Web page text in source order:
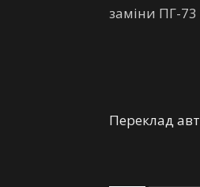
заміни ПГ-
Переклад